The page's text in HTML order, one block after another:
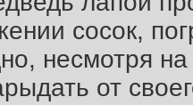
сосок,
несмотря
от